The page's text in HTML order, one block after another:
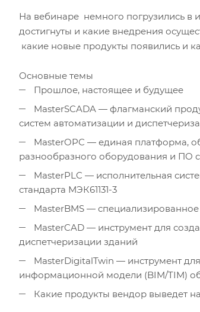
На вебинаре немного погрузились в
достигнуты и какие внедрения
какие новые продукты появились и
Основные темы
Прошлое, настоящее и будущее
MasterSCADA — флагманский
систем автоматизации и
MasterOPC — единая платформа,
разнообразного оборудования и ПО
MasterPLC — исполнительная
стандарта МЭК61131-3
MasterBMS —
MasterCAD — инструмент для
диспетчеризации зданий
MasterDigitalTwin — инструмент
информационной модели (BIM/TIM)
Какие продукты вендор выведет